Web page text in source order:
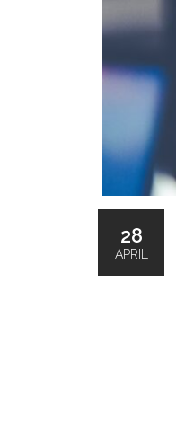
28
APRIL